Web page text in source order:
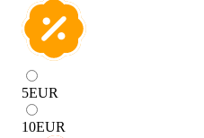
5EUR
10EUR